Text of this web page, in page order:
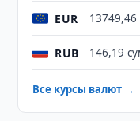
EUR 13749,46
RUB 146,19
Все курсы валют →